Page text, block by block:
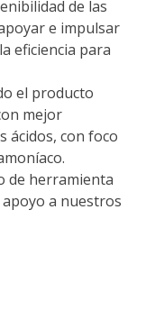
de las
e impulsar
eficiencia para
el producto
mejor
ácidos, con foco
de herramienta
a nuestros